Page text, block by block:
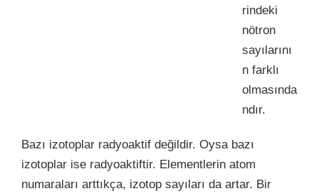
rindeki
nötron
sayılarını
n farklı
olmasında
ndır.
Bazı izotoplar radyoaktif değildir. Oysa bazı
izotoplar ise radyoaktiftir. Elementlerin atom
numaraları arttıkça, izotop sayıları da artar. Bir